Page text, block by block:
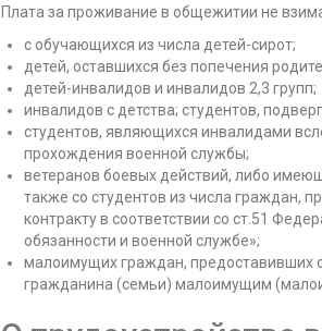
Плата за проживание в общежитии не
с обучающихся из числа детей-сирот;
детей, оставшихся без попечения
детей-инвалидов и инвалидов 2,3 групп;
инвалидов с детства; студентов,
студентов, являющихся инвалидами
прохождения военной службы;
ветеранов боевых действий, либо
также со студентов из числа граждан,
контракту в соответствии со ст.51
обязанности и военной службе»;
малоимущих граждан, предоставивших
гражданина (семьи) малоимущим